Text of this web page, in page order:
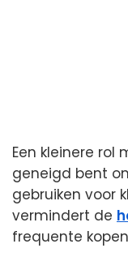
Een kleinere rol
geneigd bent
gebruiken voor
vermindert de
frequente